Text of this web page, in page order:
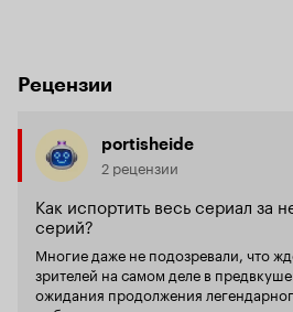
Рецензии
portisheide
2 рецензии
Как испортить весь сериал за
серий?
Многие даже не подозревали, что
зрителей на самом деле в
ожидания продолжения